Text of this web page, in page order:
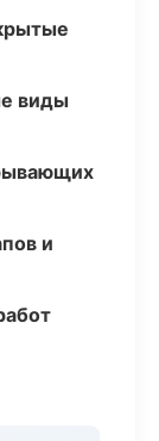
виды
и